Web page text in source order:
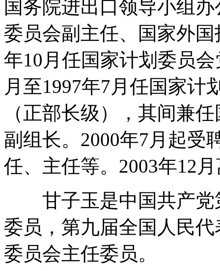
国务院进出口领导小组
委员会副主任、国家外
年10月任国家计划委员
月至1997年7月任国家计
（正部长级），其间兼
副组长。2000年7月起受
任、主任等。2003年12
甘子玉是中国共产党
委员，第九届全国人民
委员会主任委员。